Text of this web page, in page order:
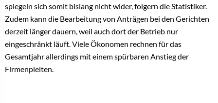
spiegeln sich somit bislang nicht wider, folgern die Statistiker.
Zudem kann die Bearbeitung von Anträgen bei den Gerichten
derzeit länger dauern, weil auch dort der Betrieb nur
eingeschränkt läuft. Viele Ökonomen rechnen für das
Gesamtjahr allerdings mit einem spürbaren Anstieg der
Firmenpleiten.